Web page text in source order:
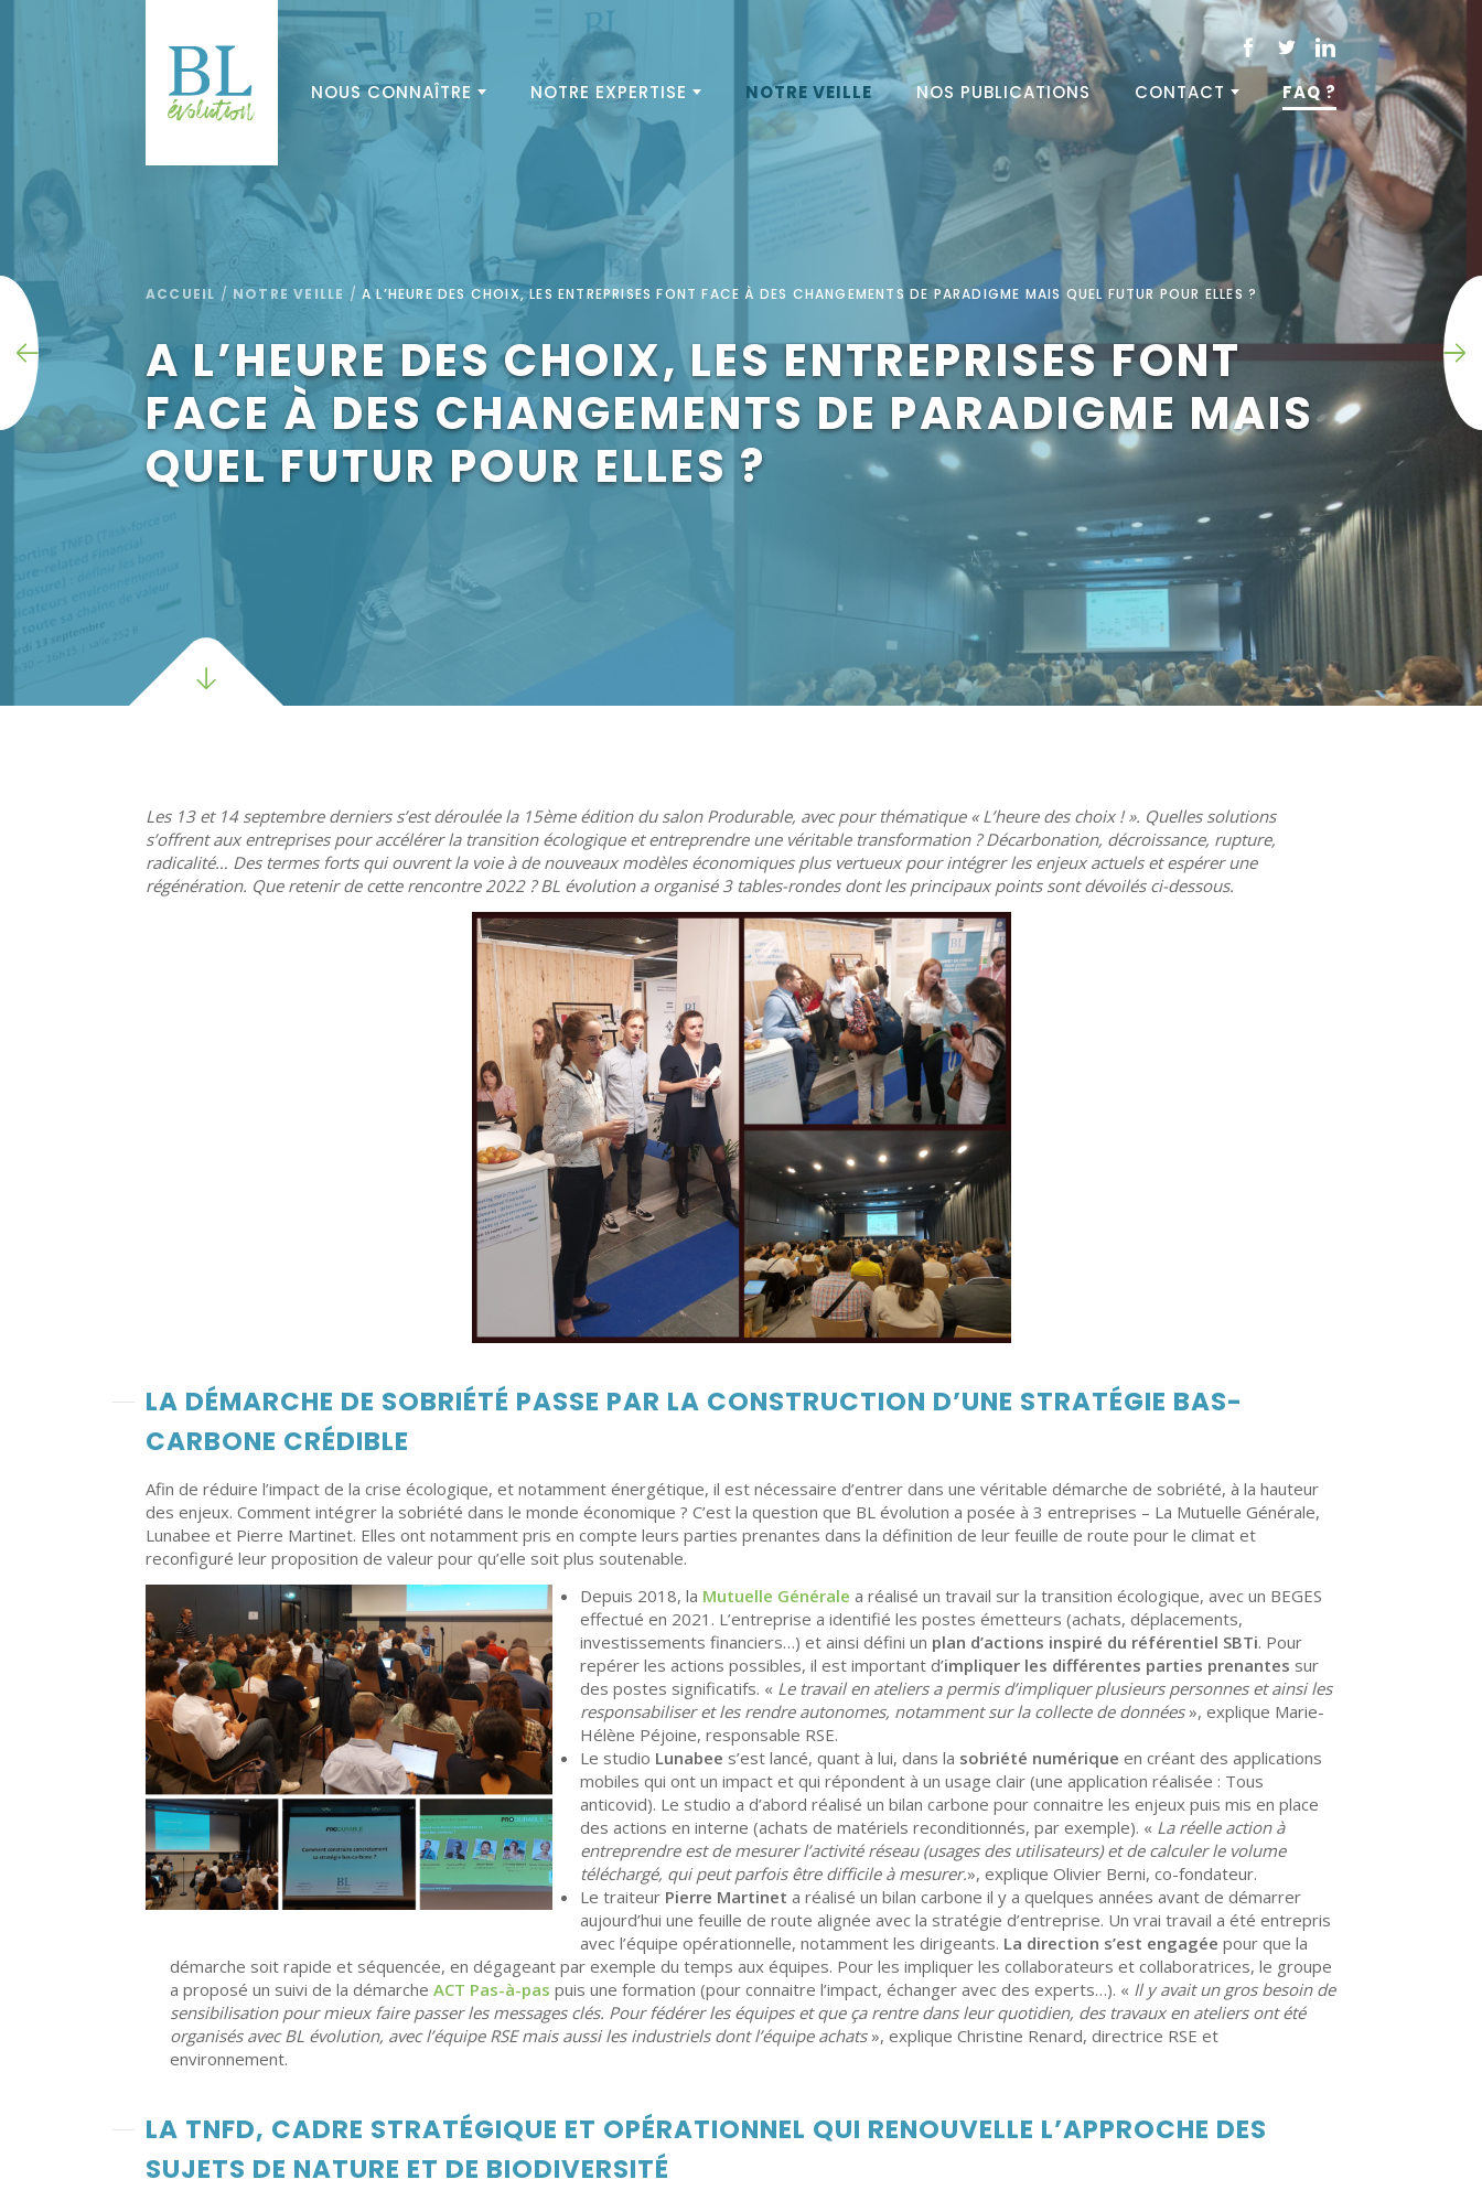
NOUS CONNAÎTRE NOTRE EXPERTISE NOTRE VEILLE NOS PUBLICATIONS CONTACT FAQ ?
ACCUEIL / NOTRE VEILLE /A L’HEURE DES CHOIX, LES ENTREPRISES FONT FACE À DES CHANGEMENTS DE PARADIGME MAIS QUEL FUTUR POUR ELLES ?
A L’HEURE DES CHOIX, LES ENTREPRISES FONT
FACE À DES CHANGEMENTS DE PARADIGME MAIS
QUEL FUTUR POUR ELLES ?
Les 13 et 14 septembre derniers s’est déroulée la 15ème édition du salon Produrable, avec pour thématique « L’heure des choix ! ». Quelles solutions
s’offrent aux entreprises pour accélérer la transition écologique et entreprendre une véritable transformation ? Décarbonation, décroissance, rupture,
radicalité… Des termes forts qui ouvrent la voie à de nouveaux modèles économiques plus vertueux pour intégrer les enjeux actuels et espérer une
régénération. Que retenir de cette rencontre 2022 ? BL évolution a organisé 3 tables-rondes dont les principaux points sont dévoilés ci-dessous.
LA DÉMARCHE DE SOBRIÉTÉ PASSE PAR LA CONSTRUCTION D’UNE STRATÉGIE BAS-
CARBONE CRÉDIBLE
Afin de réduire l’impact de la crise écologique, et notamment énergétique, il est nécessaire d’entrer dans une véritable démarche de sobriété, à la hauteur
des enjeux. Comment intégrer la sobriété dans le monde économique ? C’est la question que BL évolution a posée à 3 entreprises – La Mutuelle Générale,
Lunabee et Pierre Martinet. Elles ont notamment pris en compte leurs parties prenantes dans la définition de leur feuille de route pour le climat et
reconfiguré leur proposition de valeur pour qu’elle soit plus soutenable.
Depuis 2018, la Mutuelle Générale a réalisé un travail sur la transition écologique, avec un BEGES
effectué en 2021. L’entreprise a identifié les postes émetteurs (achats, déplacements,
investissements financiers…) et ainsi défini un plan d’actions inspiré du référentiel SBTi. Pour
repérer les actions possibles, il est important d’impliquer les différentes parties prenantes sur
des postes significatifs. « Le travail en ateliers a permis d’impliquer plusieurs personnes et ainsi les
responsabiliser et les rendre autonomes, notamment sur la collecte de données », explique Marie-
Hélène Péjoine, responsable RSE.
Le studio Lunabee s’est lancé, quant à lui, dans la sobriété numérique en créant des applications
mobiles qui ont un impact et qui répondent à un usage clair (une application réalisée : Tous
anticovid). Le studio a d’abord réalisé un bilan carbone pour connaitre les enjeux puis mis en place
des actions en interne (achats de matériels reconditionnés, par exemple). « La réelle action à
entreprendre est de mesurer l’activité réseau (usages des utilisateurs) et de calculer le volume
téléchargé, qui peut parfois être difficile à mesurer.», explique Olivier Berni, co-fondateur.
Le traiteur Pierre Martinet a réalisé un bilan carbone il y a quelques années avant de démarrer
aujourd’hui une feuille de route alignée avec la stratégie d’entreprise. Un vrai travail a été entrepris
avec l’équipe opérationnelle, notamment les dirigeants. La direction s’est engagée pour que la
démarche soit rapide et séquencée, en dégageant par exemple du temps aux équipes. Pour les impliquer les collaborateurs et collaboratrices, le groupe
a proposé un suivi de la démarche ACT Pas-à-pas puis une formation (pour connaitre l’impact, échanger avec des experts…). « Il y avait un gros besoin de
sensibilisation pour mieux faire passer les messages clés. Pour fédérer les équipes et que ça rentre dans leur quotidien, des travaux en ateliers ont été
organisés avec BL évolution, avec l’équipe RSE mais aussi les industriels dont l’équipe achats», explique Christine Renard, directrice RSE et
environnement.
LA TNFD, CADRE STRATÉGIQUE ET OPÉRATIONNEL QUI RENOUVELLE L’APPROCHE DES
SUJETS DE NATURE ET DE BIODIVERSITÉ